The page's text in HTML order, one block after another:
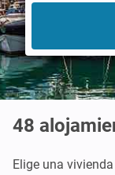
48
Elige una